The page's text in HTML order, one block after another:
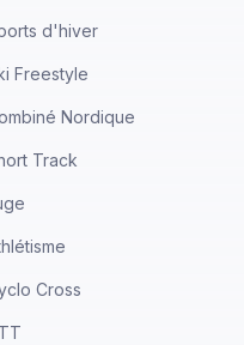
d'hiver
Freestyle
Nordique
Track
Cross